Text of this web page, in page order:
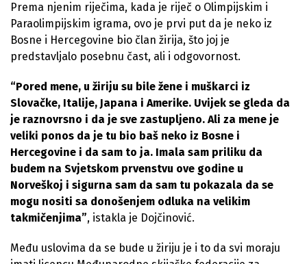
Prema njenim riječima, kada je riječ o Olimpijskim i
Paraolimpijskim igrama, ovo je prvi put da je neko iz
Bosne i Hercegovine bio član žirija, što joj je
predstavljalo posebnu čast, ali i odgovornost.
“Pored mene, u žiriju su bile žene i muškarci iz
Slovačke, Italije, Japana i Amerike. Uvijek se gleda da
je raznovrsno i da je sve zastupljeno. Ali za mene je
veliki ponos da je tu bio baš neko iz Bosne i
Hercegovine i da sam to ja. Imala sam priliku da
budem na Svjetskom prvenstvu ove godine u
Norveškoj i sigurna sam da sam tu pokazala da se
mogu nositi sa donošenjem odluka na velikim
takmičenjima”, istakla je Dojčinović.
Među uslovima da se bude u žiriju je i to da svi moraju